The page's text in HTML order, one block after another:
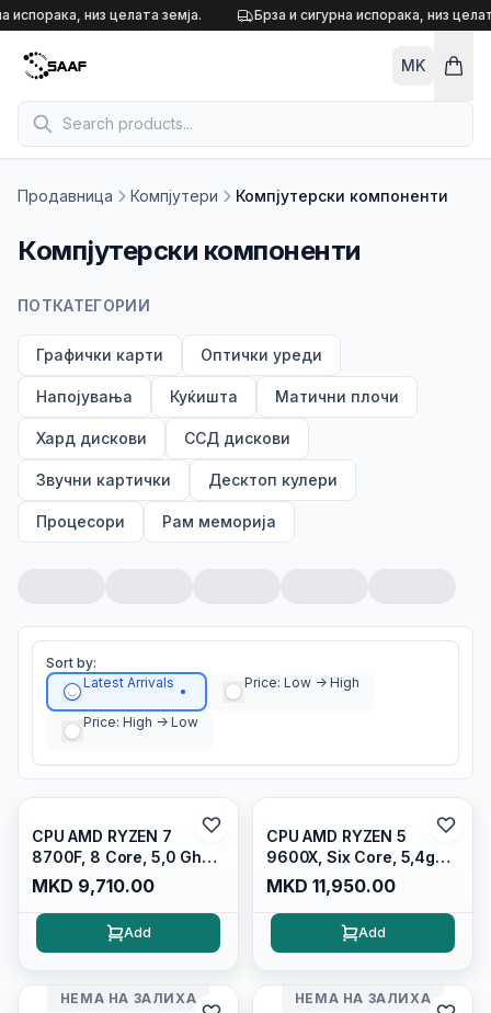
Skip to content
испорака, низ целата земја. Брза и сигурна испорака, низ
MK
Продавница Компјутери Компјутерски компоненти
Компјутерски компоненти
ПОТКАТЕГОРИИ
Графички карти Оптички уреди
Напојувања Куќишта Матични плочи
Хард дискови ССД дискови
Звучни картички Десктоп кулери
Процесори Рам меморија
Sort by:
Latest Arrivals
Price: Low -> High
Price: High -> Low
CPU AMD RYZEN 7
8700F, 8 Core, 5,0 Ghz
24MB S.am5 TRAY, 100-
000001590
MKD 9,710.00
Add
CPU AMD RYZEN 5
9600X, Six Core, 5,4ghz
38MB S.am5 W/radeon
Graphics, 100-
000001405, Tray
MKD 11,950.00
Add
НЕМА НА ЗАЛИХА НЕМА НА ЗАЛИХА